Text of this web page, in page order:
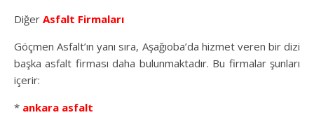
Diğer Asfalt Firmaları
Göçmen Asfalt’ın yanı sıra, Aşağıoba’da hizmet veren bir dizi
başka asfalt firması daha bulunmaktadır. Bu firmalar şunları
içerir:
* ankara asfalt